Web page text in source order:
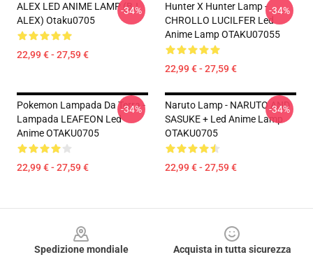
ALEX LED ANIME LAMP (BJ
ALEX) Otaku0705
22,99 € - 27,59 €
-34%
Hunter X Hunter Lamp -
CHROLLO LUCILFER Led
Anime Lamp OTAKU07055
22,99 € - 27,59 €
-34%
Pokemon Lampada Da Terra -
Lampada LEAFEON Led
Anime OTAKU0705
22,99 € - 27,59 €
-34%
Naruto Lamp - NARUTO AND
SASUKE + Led Anime Lamp
OTAKU0705
22,99 € - 27,59 €
-34%
Spedizione mondiale
Acquista in tutta sicurezza